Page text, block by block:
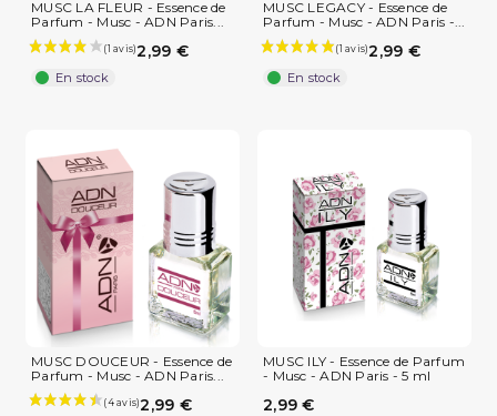
MUSC LA FLEUR - Essence de
Parfum - Musc - ADN Paris...
2,99 €
En stock
MUSC LEGACY - Essence de
Parfum - Musc - ADN Paris -...
2,99 €
En stock
MUSC DOUCEUR - Essence de
Parfum - Musc - ADN Paris...
2,99 €
MUSC ILY - Essence de Parfum
- Musc - ADN Paris - 5 ml
2,99 €